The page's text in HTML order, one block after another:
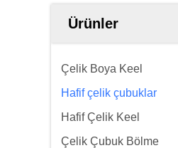
Ürünler
Çelik Boya Keel
Hafif çelik çubuklar
Hafif Çelik Keel
Çelik Çubuk Bölme